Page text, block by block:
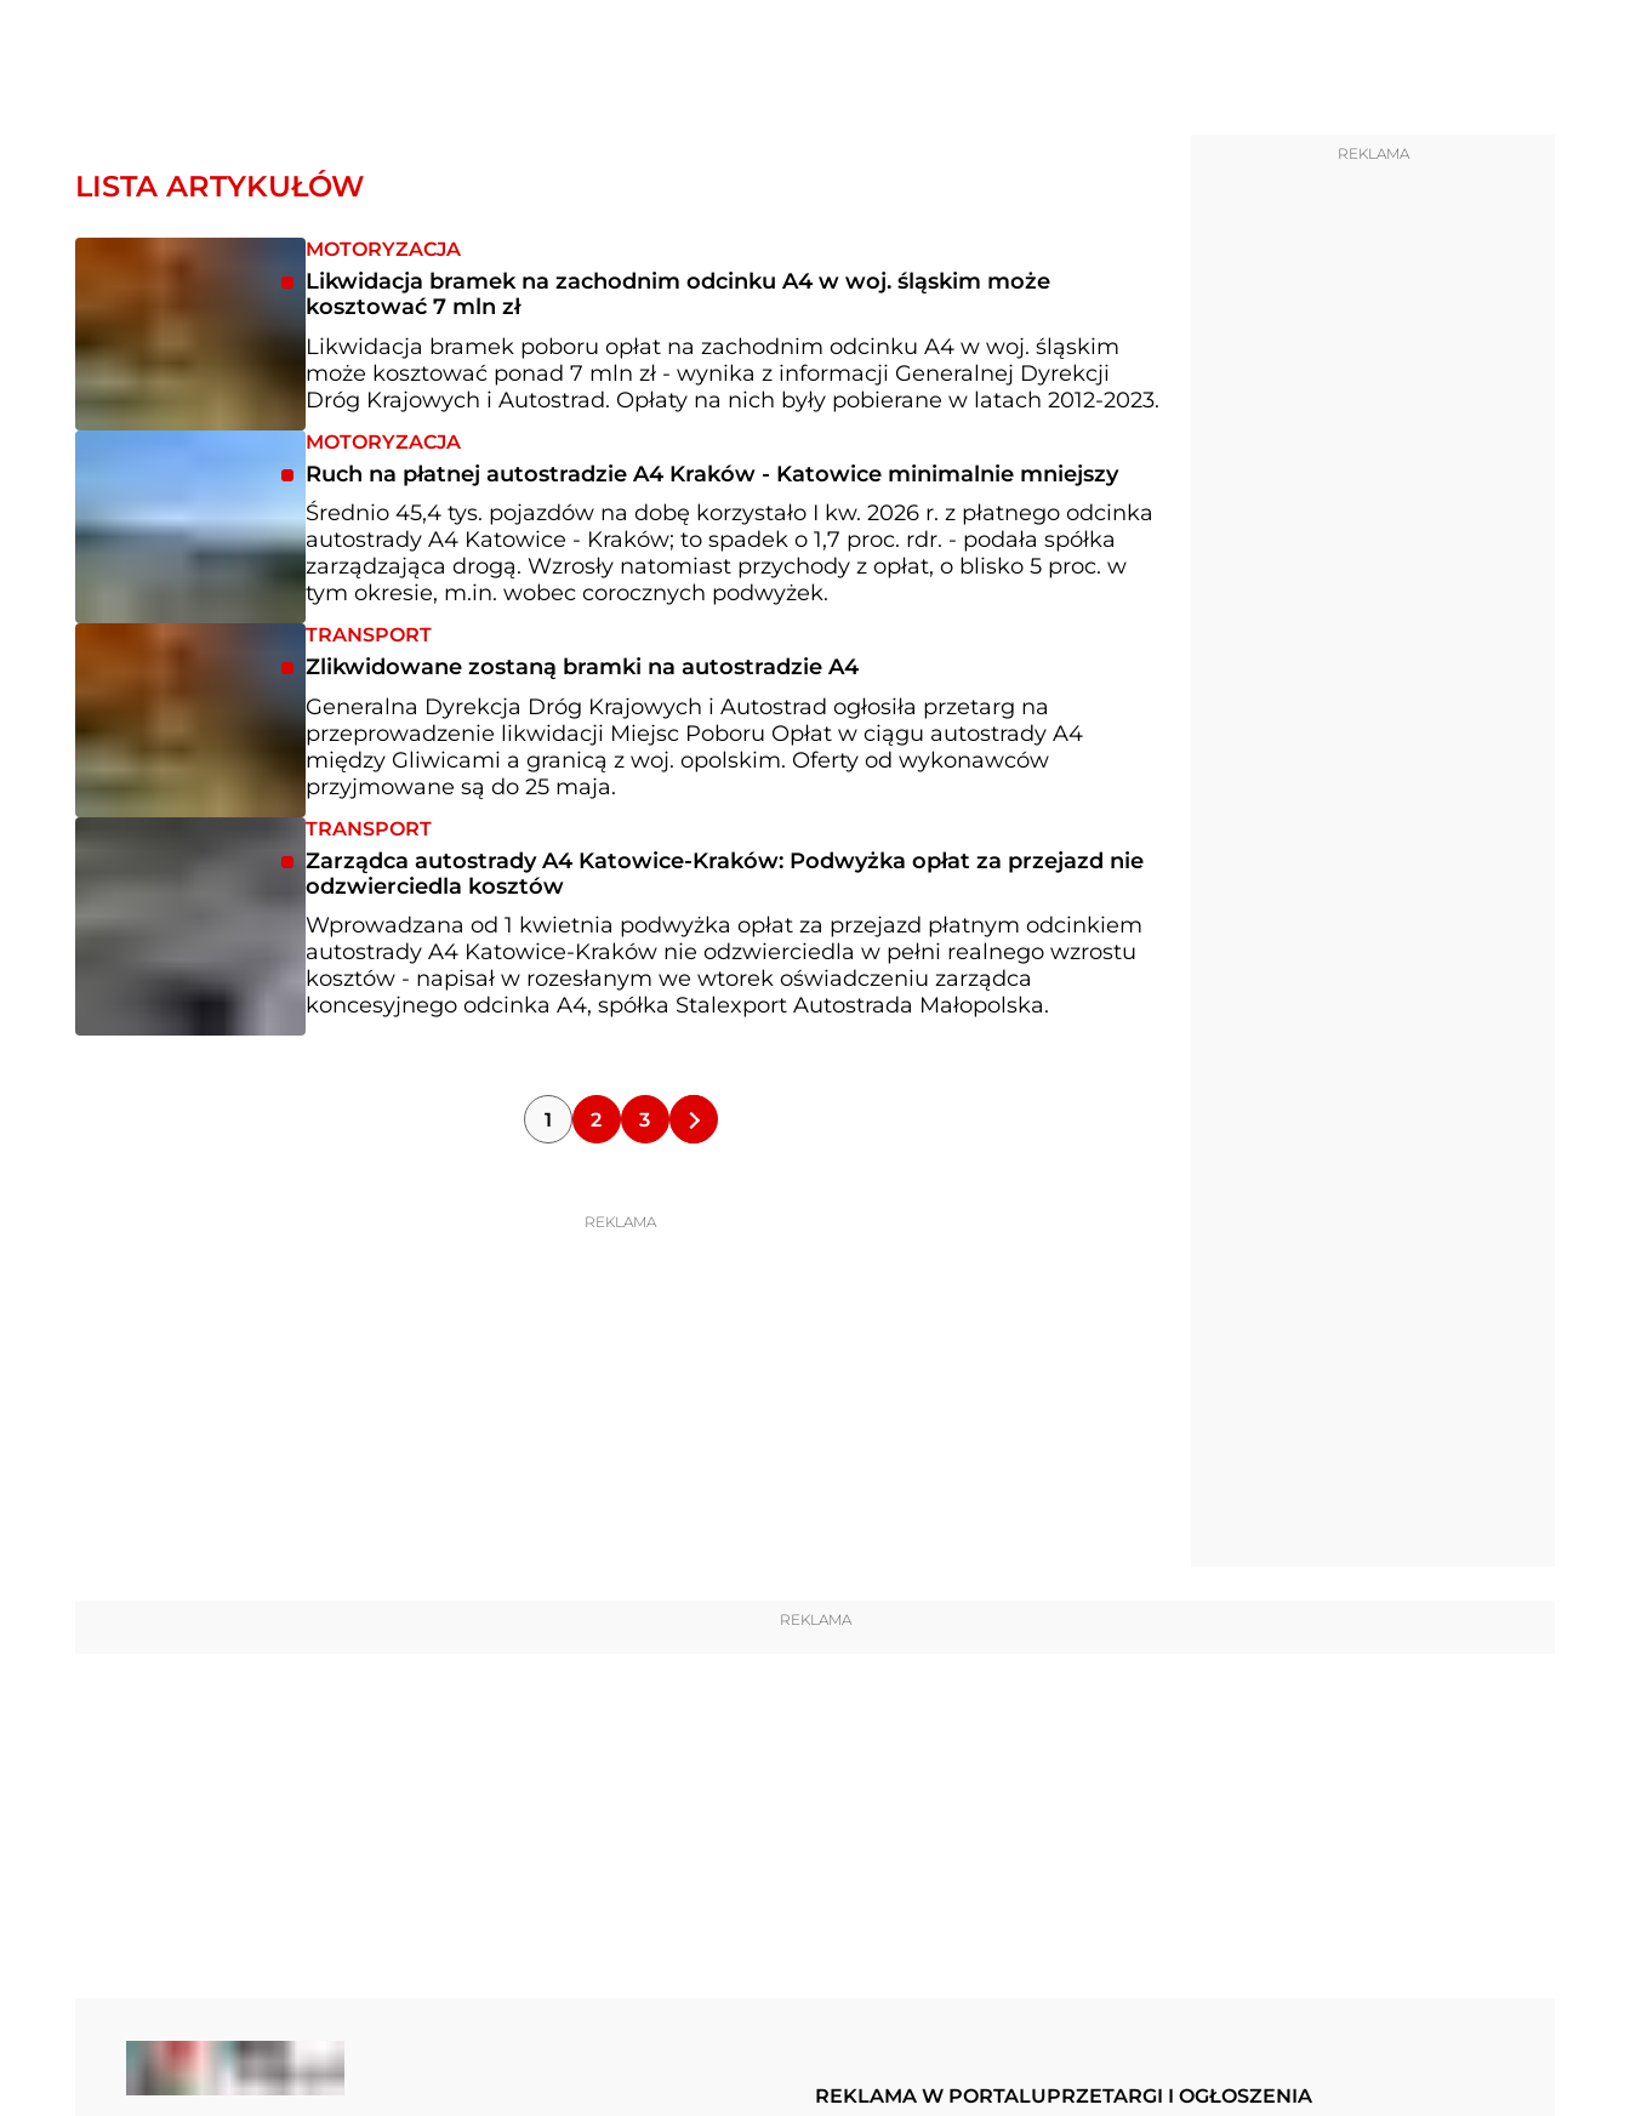
LISTA ARTYKUŁÓW
MOTORYZACJA
Likwidacja bramek na zachodnim odcinku A4 w woj. śląskim może
kosztować 7 mln zł
Likwidacja bramek poboru opłat na zachodnim odcinku A4 w woj. śląskim
może kosztować ponad 7 mln zł - wynika z informacji Generalnej Dyrekcji
Dróg Krajowych i Autostrad. Opłaty na nich były pobierane w latach 2012-2023.
MOTORYZACJA
Ruch na płatnej autostradzie A4 Kraków - Katowice minimalnie mniejszy
Średnio 45,4 tys. pojazdów na dobę korzystało I kw. 2026 r. z płatnego odcinka
autostrady A4 Katowice - Kraków; to spadek o 1,7 proc. rdr. - podała spółka
zarządzająca drogą. Wzrosły natomiast przychody z opłat, o blisko 5 proc. w
tym okresie, m.in. wobec corocznych podwyżek.
TRANSPORT
Zlikwidowane zostaną bramki na autostradzie A4
Generalna Dyrekcja Dróg Krajowych i Autostrad ogłosiła przetarg na
przeprowadzenie likwidacji Miejsc Poboru Opłat w ciągu autostrady A4
między Gliwicami a granicą z woj. opolskim. Oferty od wykonawców
przyjmowane są do 25 maja.
TRANSPORT
Zarządca autostrady A4 Katowice-Kraków: Podwyżka opłat za przejazd nie
odzwierciedla kosztów
Wprowadzana od 1 kwietnia podwyżka opłat za przejazd płatnym odcinkiem
autostrady A4 Katowice-Kraków nie odzwierciedla w pełni realnego wzrostu
kosztów - napisał w rozesłanym we wtorek oświadczeniu zarządca
koncesyjnego odcinka A4, spółka Stalexport Autostrada Małopolska.
1 2 3
REKLAMA
REKLAMA
REKLAMA
REKLAMA W PORTALUPRZETARGI I OGŁOSZENIA